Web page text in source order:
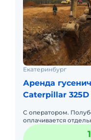
Екатеринбург
Аренда
Caterpillar 325D
С оператором.
оплачивается